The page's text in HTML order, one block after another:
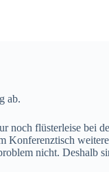
ab.
noch flüsterleise bei
Konferenztisch
nicht. Deshalb